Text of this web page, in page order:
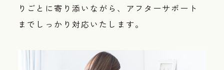
りごとに寄り添いながら、アフターサポート
までしっかり対応いたします。